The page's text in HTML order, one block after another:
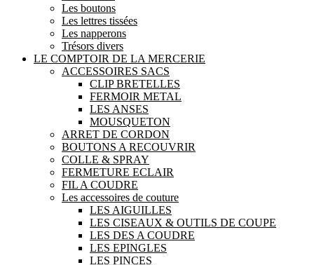
Les boutons
Les lettres tissées
Les napperons
Trésors divers
LE COMPTOIR DE LA MERCERIE
ACCESSOIRES SACS
CLIP BRETELLES
FERMOIR METAL
LES ANSES
MOUSQUETON
ARRET DE CORDON
BOUTONS A RECOUVRIR
COLLE & SPRAY
FERMETURE ECLAIR
FIL A COUDRE
Les accessoires de couture
LES AIGUILLES
LES CISEAUX & OUTILS DE COUPE
LES DES A COUDRE
LES EPINGLES
LES PINCES